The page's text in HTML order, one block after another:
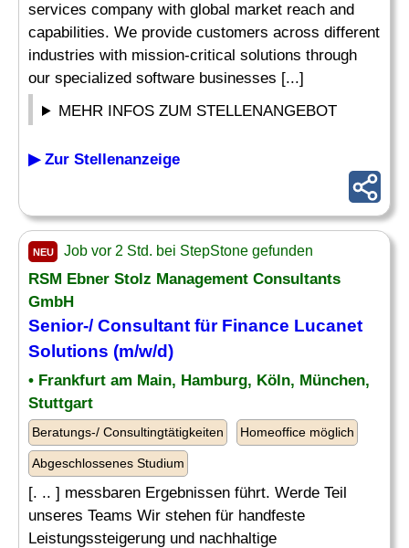
services company with global market reach and
capabilities. We provide customers across different
industries with mission-critical solutions through
our specialized software businesses [...]
MEHR INFOS ZUM STELLENANGEBOT
▶ Zur Stellenanzeige
NEU Job vor 2 Std. bei StepStone gefunden
RSM Ebner Stolz Management Consultants
GmbH
Senior-/ Consultant für Finance Lucanet
Solutions (m/w/d)
• Frankfurt am Main, Hamburg, Köln, München,
Stuttgart
Beratungs-/ Consultingtätigkeiten Homeoffice möglich
Abgeschlossenes Studium
[. .. ] messbaren Ergebnissen führt. Werde Teil
unseres Teams Wir stehen für handfeste
Leistungssteigerung und nachhaltige